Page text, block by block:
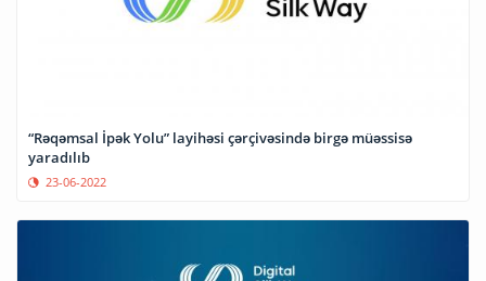
“Rəqəmsal İpək Yolu” layihəsi çərçivəsində birgə müəssisə
23-06-2022